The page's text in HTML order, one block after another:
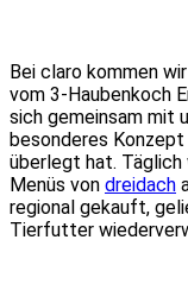
Bei claro kommen
vom 3-Haubenkoch
sich gemeinsam mit
besonderes
überlegt hat. Täglich
Menüs von dreidach
regional gekauft,
Tierfutter